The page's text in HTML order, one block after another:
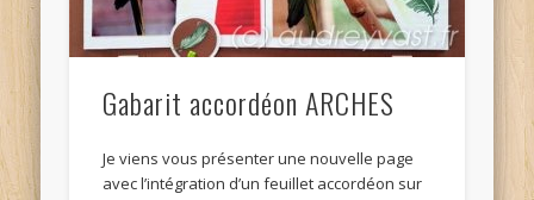
Gabarit accordéon ARCHES
Je viens vous présenter une nouvelle page
avec l’intégration d’un feuillet accordéon sur